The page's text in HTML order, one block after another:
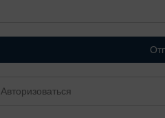
Авторизоваться